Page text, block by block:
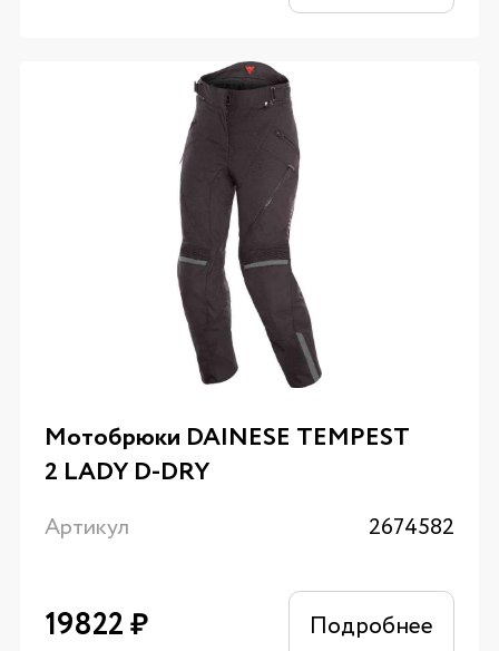
Мотобрюки DAINESE TEMPEST
2 LADY D-DRY
Артикул 2674582
19822₽ Подробнее